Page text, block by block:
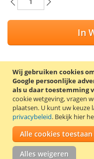
Wij gebruiken cookies
Google persoonlijke
als u daar toestemming
cookie wetgeving, vragen
plaatsen. U kunt uw keuze
privacybeleid. Bekijk hier
Alle cookies toestaan
Alles weigeren
In
VOEG
Screen protector van
Premium. De screen
schoonmaakdoekjes,
schoongemaakt kan